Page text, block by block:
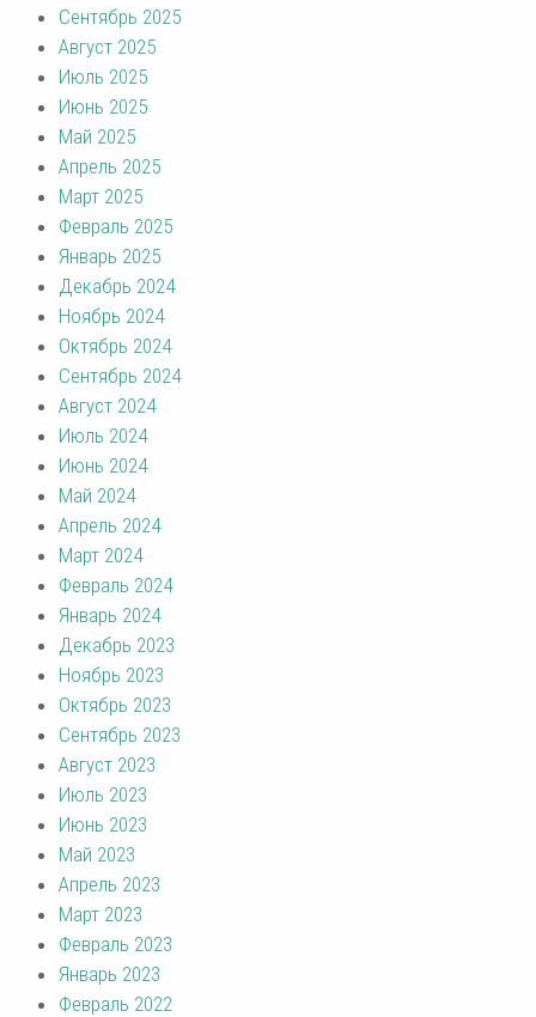
Сентябрь 2025
Август 2025
Июль 2025
Июнь 2025
Май 2025
Апрель 2025
Март 2025
Февраль 2025
Январь 2025
Декабрь 2024
Ноябрь 2024
Октябрь 2024
Сентябрь 2024
Август 2024
Июль 2024
Июнь 2024
Май 2024
Апрель 2024
Март 2024
Февраль 2024
Январь 2024
Декабрь 2023
Ноябрь 2023
Октябрь 2023
Сентябрь 2023
Август 2023
Июль 2023
Июнь 2023
Май 2023
Апрель 2023
Март 2023
Февраль 2023
Январь 2023
Февраль 2022